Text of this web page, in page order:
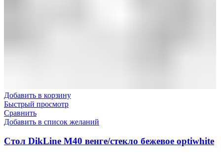
Добавить в корзину
Быстрый просмотр
Сравнить
Добавить в список желаний
Стол DikLine М40 венге/стекло бежевое optiwhite